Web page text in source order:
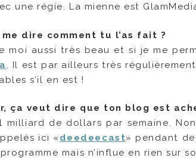
une régie. La mienne est
dire comment tu l’as fait ?
moi aussi très beau et si je me
. Il est par ailleurs très
s’il en est !
ça veut dire que ton blog est
milliard de dollars par semaine.
ici « deedeecast» pendant
mais n’influe en rien sur